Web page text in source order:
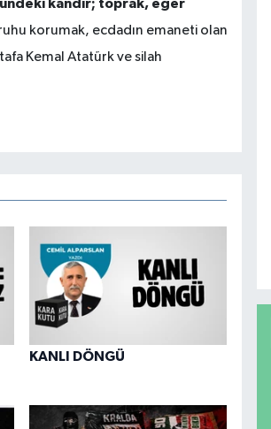
kandır; toprak, eğer
korumak, ecdadın emaneti olan
Kemal Atatürk ve silah
KANLI DÖNGÜ